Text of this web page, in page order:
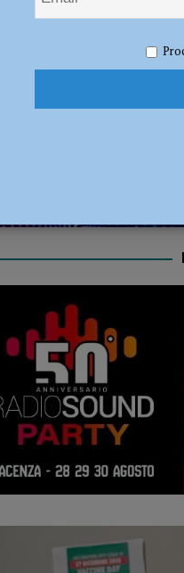
(FdI): “Verificare subito la
Redazione MC